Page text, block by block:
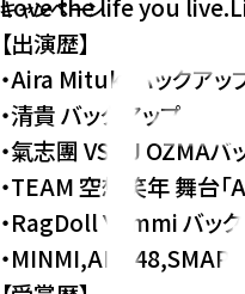
キャンペーン
Love the life you
【出演歴】
・Aira Mituki バックアッ
・清貴 バックアップ
・氣志團 VS DJ OZMAバ
・TEAM 空想笑年 舞台「
・RagDoll Yummi バック
・MINMI,AKB48,SMAP